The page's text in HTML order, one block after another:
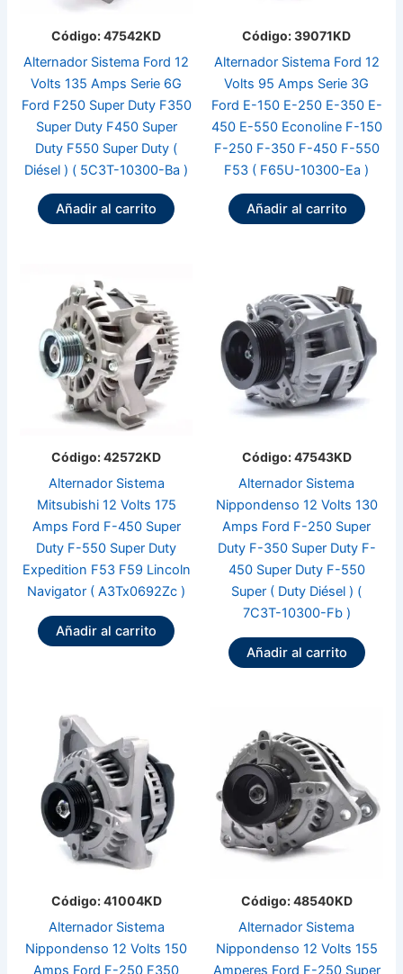
Código: 47542KD
Alternador Sistema Ford 12
Volts 135 Amps Serie 6G
Ford F250 Super Duty F350
Super Duty F450 Super
Duty F550 Super Duty (
Diésel ) ( 5C3T-10300-Ba )
Añadir al carrito
Código: 39071KD
Alternador Sistema Ford 12
Volts 95 Amps Serie 3G
Ford E-150 E-250 E-350 E-
450 E-550 Econoline F-150
F-250 F-350 F-450 F-550
F53 ( F65U-10300-Ea )
Añadir al carrito
Código: 42572KD
Alternador Sistema
Mitsubishi 12 Volts 175
Amps Ford F-450 Super
Duty F-550 Super Duty
Expedition F53 F59 Lincoln
Navigator ( A3Tx0692Zc )
Añadir al carrito
Código: 47543KD
Alternador Sistema
Nippondenso 12 Volts 130
Amps Ford F-250 Super
Duty F-350 Super Duty F-
450 Super Duty F-550
Super ( Duty Diésel ) (
7C3T-10300-Fb )
Añadir al carrito
Código: 41004KD
Alternador Sistema
Nippondenso 12 Volts 150
Amps Ford F-250 F350
Código: 48540KD
Alternador Sistema
Nippondenso 12 Volts 155
Amperes Ford F-250 Super